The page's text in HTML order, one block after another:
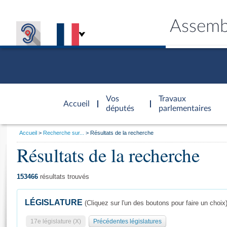
Accueil
d'accueil
Vos
députés
Travaux
parlementaires
Général
Vous
Accueil Recherche sur... Résultats de la recherche
Résultats de la recherche
153466 résultats trouvés
LÉGISLATURE (Cliquez sur l'un des boutons pour faire un choix)
17e législature (X) Précédentes législatures